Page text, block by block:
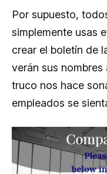
Por supuesto,
simplemente usas
crear el boletín de
verán sus nombres
truco nos hace
empleados se